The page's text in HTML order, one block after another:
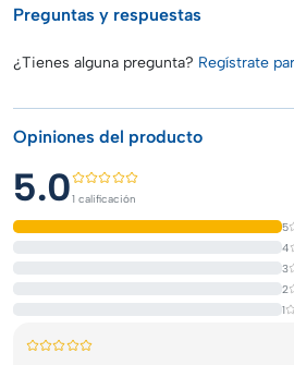
Recibidores y pasillos
Dormitorios y salas de estar
Baños con estilo contemporáneo
Decoración de oficinas, tiendas o
✅ Beneficios:
Estilo decorativo que combina con
Aporta profundidad y luminosidad a tus
Preguntas y respuestas
¿Tienes alguna pregunta? Regístrate
Opiniones del producto
5.01 calificación
5
4
3
2
1